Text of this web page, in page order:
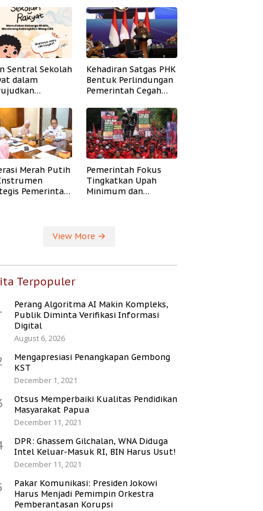
Sentral Sekolah
dalam
Kehadiran Satgas PHK
Bentuk Perlindungan
Pemerintah Cegah
Merah Putih
Pemerintah
Pemerintah Fokus
Tingkatkan Upah
Minimum dan
View More
Terpopuler
Perang Algoritma AI Makin Kompleks,
Publik Diminta Verifikasi Informasi
Digital
August 6, 2026
Mengapresiasi Penangkapan Gembong
KST
December 1, 2021
Otsus Memperbaiki Kualitas Pendidikan
Masyarakat Papua
December 11, 2021
DPR: Ghassem Gilchalan, WNA Diduga
Intel Keluar-Masuk RI, BIN Harus Usut!
December 11, 2021
Pakar Komunikasi: Presiden Jokowi
Harus Menjadi Pemimpin Orkestra
Pemberantasan Korupsi